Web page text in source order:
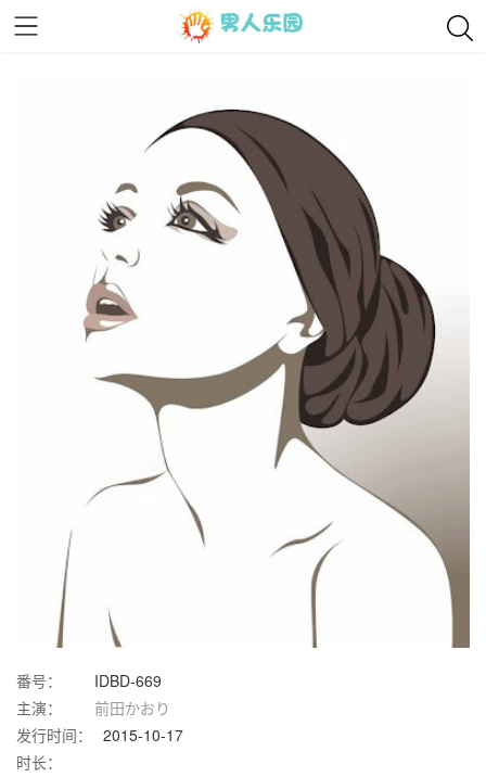
番号：
IDBD-669
主演：
前田かおり
发行时间：
2015-10-17
时长：